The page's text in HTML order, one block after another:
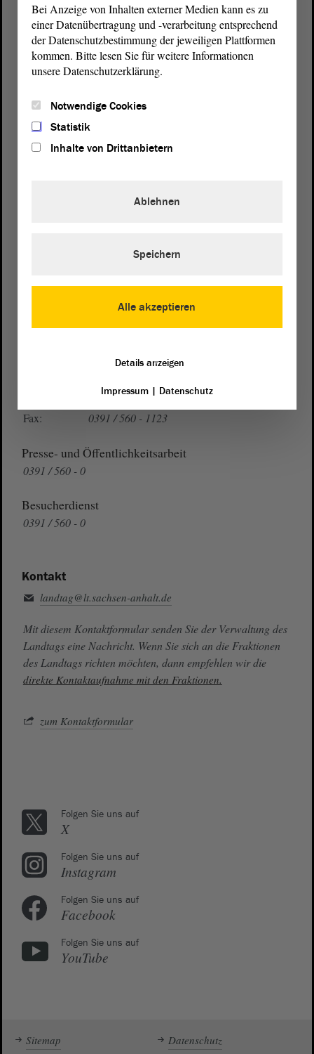
von Sachsen-Anhalt
0391 / 560 - 0
Fax:
0391 / 560 - 1123
Presse- und Öffentlichkeitsarbeit
0391 / 560 - 0
Besucherdienst
0391 / 560 - 0
Kontakt
landtag@lt.sachsen-anhalt.de
Mit diesem Kontaktformular senden Sie der Verwaltung des
Landtags eine Nachricht. Wenn Sie sich an die Fraktionen
des Landtags richten möchten, dann empfehlen wir die
direkte Kontaktaufnahme mit den Fraktionen.
zum Kontaktformular
Folgen Sie uns auf
X
Folgen Sie uns auf
Instagram
Folgen Sie uns auf
Facebook
Folgen Sie uns auf
YouTube
Sitemap Datenschutz
Bei Anzeige von Inhalten externer Medien kann es zu
einer Datenübertragung und -verarbeitung entsprechend
der Datenschutzbestimmung der jeweiligen Plattformen
kommen. Bitte lesen Sie für weitere Informationen
unsere Datenschutzerklärung.
Notwendige Cookies
Statistik
Inhalte von Drittanbietern
Alle akzeptieren
Ablehnen
Speichern
Details anzeigen
Impressum| Datenschutz